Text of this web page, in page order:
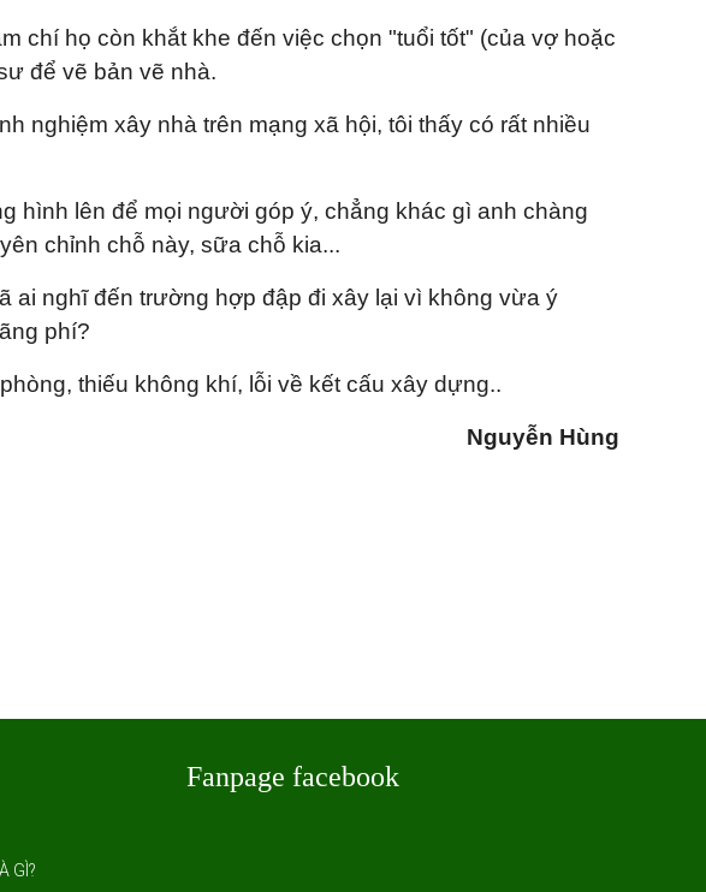
chí họ còn khắt khe đến việc chọn "tuổi tốt" (của vợ hoặc
để vẽ bản vẽ nhà.
nghiệm xây nhà trên mạng xã hội, tôi thấy có rất nhiều
hình lên để mọi người góp ý, chẳng khác gì anh chàng
chỉnh chỗ này, sữa chỗ kia...
ai nghĩ đến trường hợp đập đi xây lại vì không vừa ý
phí?
thiếu không khí, lỗi về kết cấu xây dựng..
Nguyễn Hùng
GÌ?
Fanpage facebook